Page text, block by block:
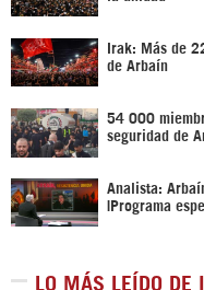
Irak: Más de
de Arbaín
54 000
seguridad de
Analista:
|Programa
LO MÁS LEÍDO DE